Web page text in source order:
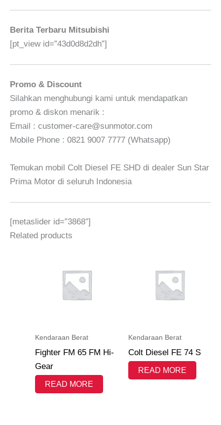
Berita Terbaru Mitsubishi
[pt_view id=”43d0d8d2dh”]
Promo & Discount
Silahkan menghubungi kami untuk mendapatkan
promo & diskon menarik :
Email : customer-care@sunmotor.com
Mobile Phone : 0821 9007 7777 (Whatsapp)
Temukan mobil Colt Diesel FE SHD di dealer Sun Star
Prima Motor di seluruh Indonesia
[metaslider id=”3868″]
Related products
Kendaraan Berat
Fighter FM 65 FM Hi-
Gear
READ MORE
Kendaraan Berat
Colt Diesel FE 74 S
READ MORE